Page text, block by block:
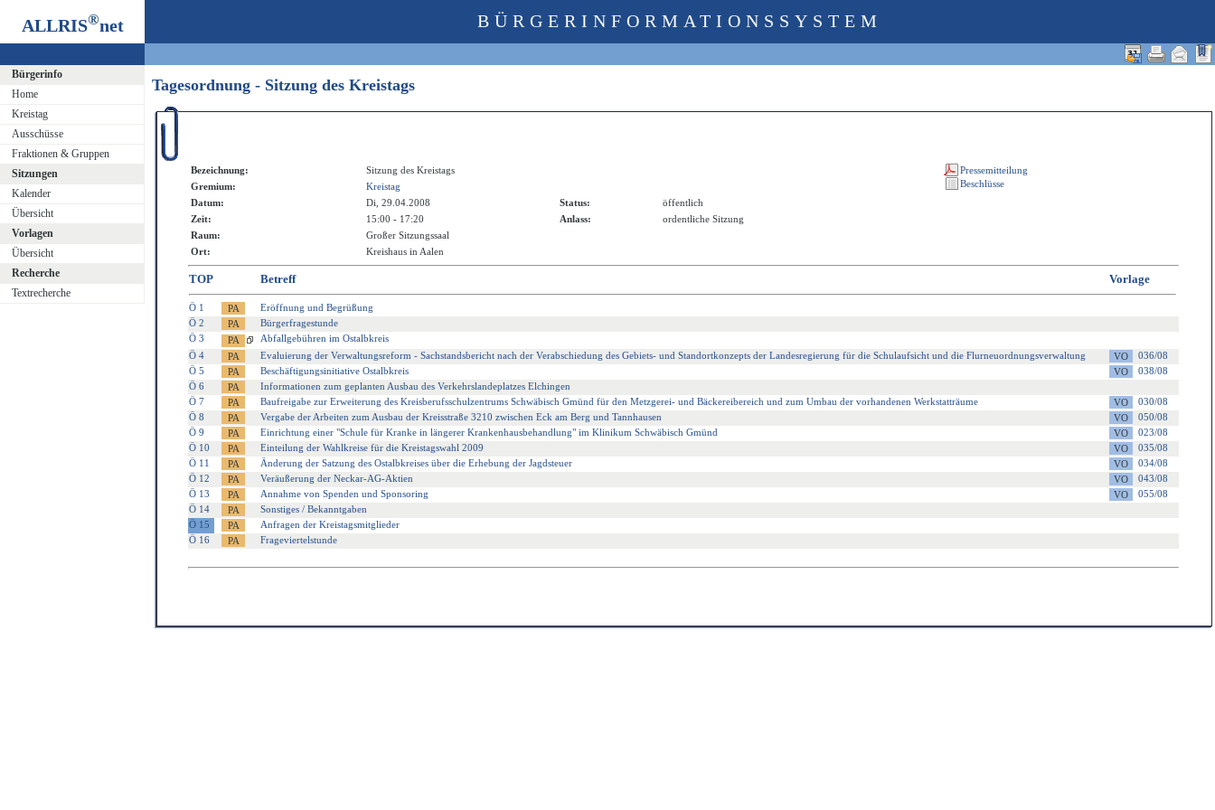
ALLRIS®net
Bürgerinfo
Home
Kreistag
Ausschüsse
Fraktionen & Gruppen
Sitzungen
Kalender
Übersicht
Vorlagen
Übersicht
Recherche
Textrecherche
BÜRGERINFORMATIONSSYSTEM
Tagesordnung - Sitzung des Kreistags
Bezeichnung:
Sitzung des Kreistags
Gremium:
Kreistag
Datum:
Di, 29.04.2008 Status:
öffentlich
Zeit:
15:00 - 17:20 Anlass:
ordentliche Sitzung
Raum:
Großer Sitzungssaal
Ort:
Kreishaus in Aalen
TOP Betreff Vorlage
Ö 1
Eröffnung und Begrüßung
Ö 2
Bürgerfragestunde
Ö 3
Abfallgebühren im Ostalbkreis
Ö 4
Evaluierung der Verwaltungsreform - Sachstandsbericht nach der Verabschiedung des Gebiets- und Standortkonzepts der Landesregierung für die Schulaufsicht und die Flurneuordnungsverwaltung
036/08
Ö 5
Beschäftigungsinitiative Ostalbkreis
038/08
Ö 6
Informationen zum geplanten Ausbau des Verkehrslandeplatzes Elchingen
Ö 7
Baufreigabe zur Erweiterung des Kreisberufsschulzentrums Schwäbisch Gmünd für den Metzgerei- und Bäckereibereich und zum Umbau der vorhandenen Werkstatträume
030/08
Ö 8
Vergabe der Arbeiten zum Ausbau der Kreisstraße 3210 zwischen Eck am Berg und Tannhausen
050/08
Ö 9
Einrichtung einer "Schule für Kranke in längerer Krankenhausbehandlung" im Klinikum Schwäbisch Gmünd
023/08
Ö 10
Einteilung der Wahlkreise für die Kreistagswahl 2009
035/08
Ö 11
Änderung der Satzung des Ostalbkreises über die Erhebung der Jagdsteuer
034/08
Ö 12
Veräußerung der Neckar-AG-Aktien
043/08
Ö 13
Annahme von Spenden und Sponsoring
055/08
Ö 14
Sonstiges / Bekanntgaben
Ö 15
Anfragen der Kreistagsmitglieder
Ö 16
Frageviertelstunde